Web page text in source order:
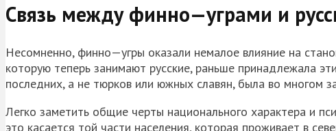
Связь между финно—уграми и
Несомненно, финно—угры оказали немалое влияние на
которую теперь занимают русские, раньше принадлежала
последних, а не тюрков или южных славян, была во многом
Легко заметить общие черты национального характера и
это касается той части населения, которая проживает в